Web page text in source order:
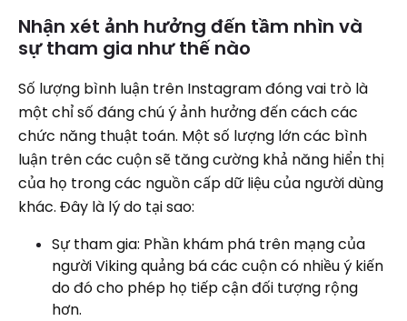
Nhận xét ảnh hưởng đến tầm nhìn và
sự tham gia như thế nào
Số lượng bình luận trên Instagram đóng vai trò là
một chỉ số đáng chú ý ảnh hưởng đến cách các
chức năng thuật toán. Một số lượng lớn các bình
luận trên các cuộn sẽ tăng cường khả năng hiển thị
của họ trong các nguồn cấp dữ liệu của người dùng
khác. Đây là lý do tại sao:
Sự tham gia: Phần khám phá trên mạng của
người Viking quảng bá các cuộn có nhiều ý kiến ​​
do đó cho phép họ tiếp cận đối tượng rộng
hơn.